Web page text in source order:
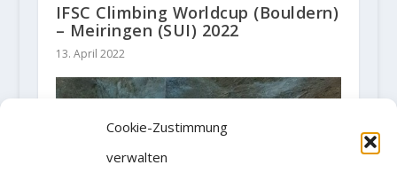
Cookie-Zustimmung
verwalten
IFSC Climbing Worldcup (Bouldern)
– Meiringen (SUI) 2022
13. April 2022